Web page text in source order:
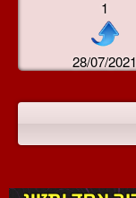
1
28/07/2021